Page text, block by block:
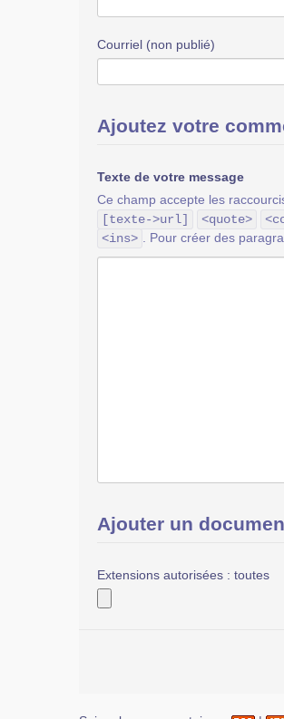
Courriel (non publié)
Ajoutez votre
Texte de votre message
Ce champ accepte les
[texte->url]
<quote>
<ins>
. Pour créer des
Ajouter un
Extensions autorisées : toutes